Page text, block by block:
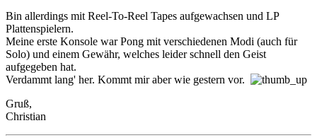
Bin allerdings mit Reel-To-Reel Tapes aufgewachsen und LP
Plattenspielern.
Meine erste Konsole war Pong mit verschiedenen Modi (auch für
Solo) und einem Gewähr, welches leider schnell den Geist
aufgegeben hat.
Verdammt lang' her. Kommt mir aber wie gestern vor.
Gruß,
Christian